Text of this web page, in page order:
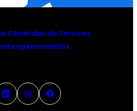
Générales de Services
personnelles